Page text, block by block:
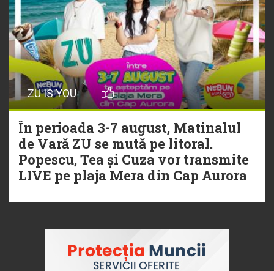
ZU IS YOU
În perioada 3-7 august, Matinalul
de Vară ZU se mută pe litoral.
Popescu, Tea și Cuza vor transmite
LIVE pe plaja Mera din Cap Aurora